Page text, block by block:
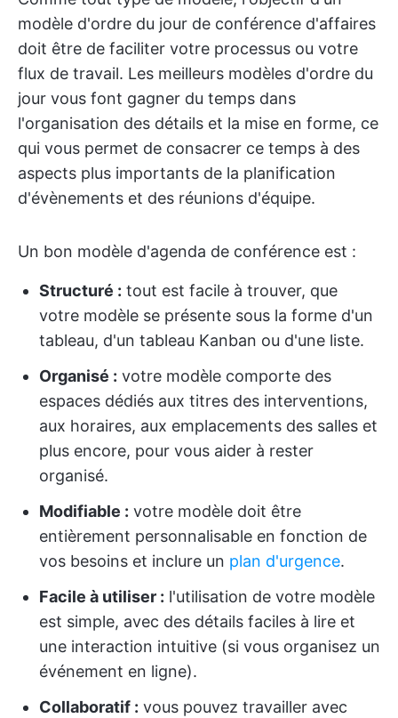
modèle d'ordre du jour de conférence d'affaires
doit être de faciliter votre processus ou votre
flux de travail. Les meilleurs modèles d'ordre du
jour vous font gagner du temps dans
l'organisation des détails et la mise en forme, ce
qui vous permet de consacrer ce temps à des
aspects plus importants de la planification
d'évènements et des réunions d'équipe.
Un bon modèle d'agenda de conférence est :
Structuré : tout est facile à trouver, que
votre modèle se présente sous la forme d'un
tableau, d'un tableau Kanban ou d'une liste.
Organisé : votre modèle comporte des
espaces dédiés aux titres des interventions,
aux horaires, aux emplacements des salles et
plus encore, pour vous aider à rester
organisé.
Modifiable : votre modèle doit être
entièrement personnalisable en fonction de
vos besoins et inclure un plan d'urgence.
Facile à utiliser : l'utilisation de votre modèle
est simple, avec des détails faciles à lire et
une interaction intuitive (si vous organisez un
événement en ligne).
Collaboratif : vous pouvez travailler avec